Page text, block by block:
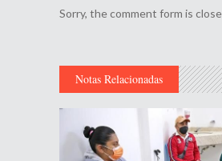
Sorry, the comment form is
Notas Relacionadas